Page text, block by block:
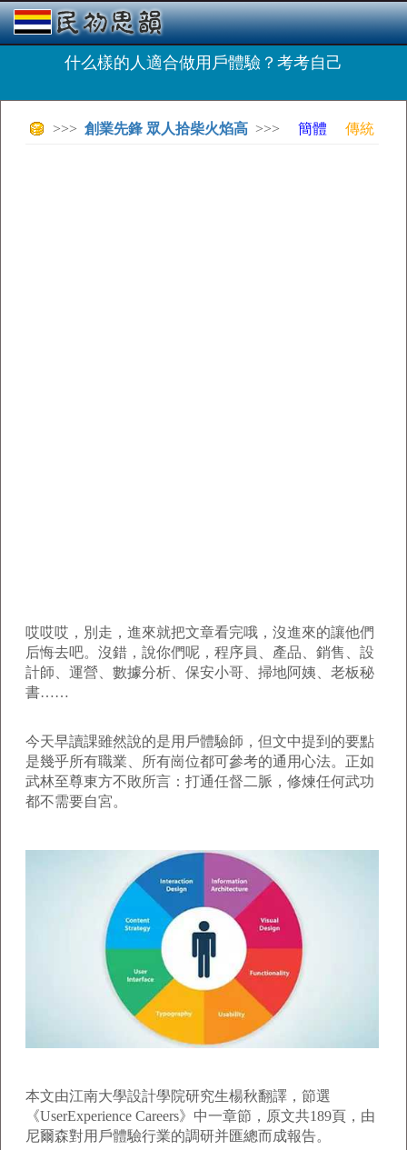
什么樣的人適合做用戶體驗？考考自己
>>> 創業先鋒 眾人拾柴火焰高 >>> 簡體 傳統
哎哎哎，別走，進來就把文章看完哦，沒進來的讓他們
后悔去吧。沒錯，說你們呢，程序員、產品、銷售、設
計師、運營、數據分析、保安小哥、掃地阿姨、老板秘
書……
今天早讀課雖然說的是用戶體驗師，但文中提到的要點
是幾乎所有職業、所有崗位都可參考的通用心法。正如
武林至尊東方不敗所言：打通任督二脈，修煉任何武功
都不需要自宮。
本文由江南大學設計學院研究生楊秋翻譯，節選
《UserExperience Careers》中一章節，原文共189頁，由
尼爾森對用戶體驗行業的調研并匯總而成報告。